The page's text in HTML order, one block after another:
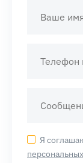
Я